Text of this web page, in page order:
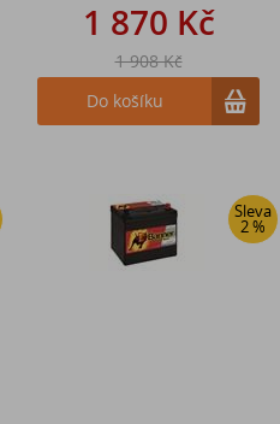
1 870 Kč
1 908 Kč
Do košíku
Sleva
2 %